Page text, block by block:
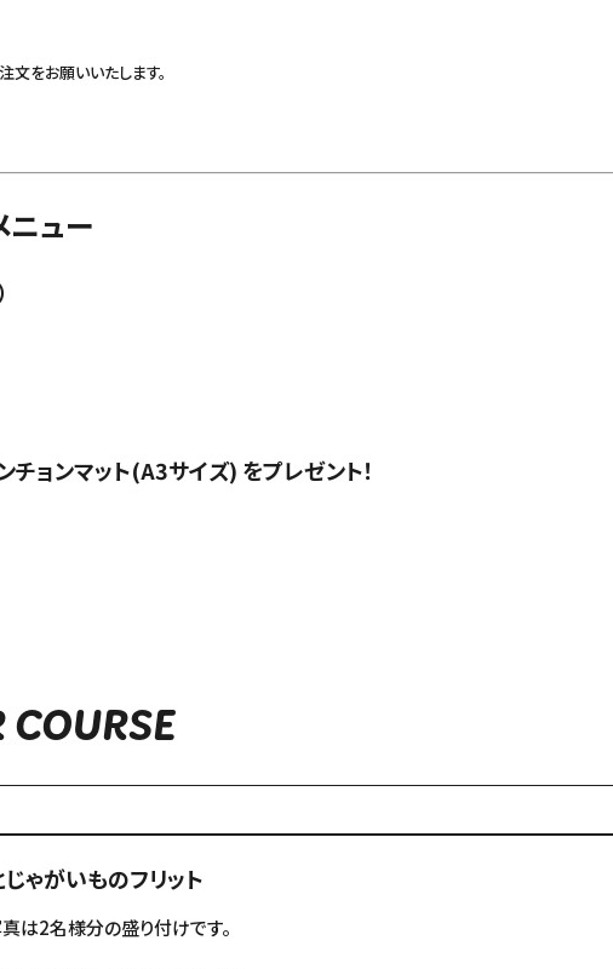
をお願いいたします。
ニュー
ョンマット(A3サイズ) をプレゼント！
ゃがいものフリット
は2名様分の盛り付けです。